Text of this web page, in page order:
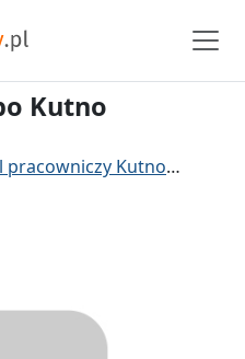
Kutno
pracowniczy Kutno